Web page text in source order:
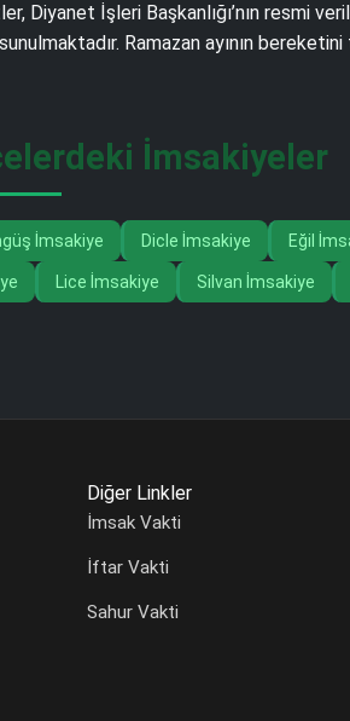
Diyanet İşleri Başkanlığı’nın resmi
Ramazan ayının
İmsakiyeler
İmsakiye Dicle İmsakiye Eğil
Lice İmsakiye Silvan İmsakiye
Diğer Linkler
İmsak Vakti
İftar Vakti
Sahur Vakti